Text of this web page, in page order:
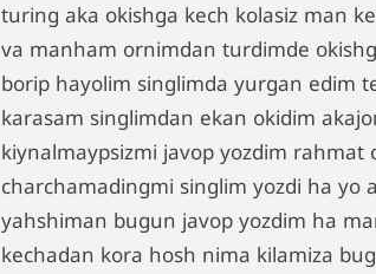
turing aka okishga kech kolasiz man
va manham ornimdan turdimde
borip hayolim singlimda yurgan edim
karasam singlimdan ekan okidim
kiynalmaypsizmi javop yozdim rahmat
charchamadingmi singlim yozdi ha yo
yahshiman bugun javop yozdim ha
kechadan kora hosh nima kilamiza